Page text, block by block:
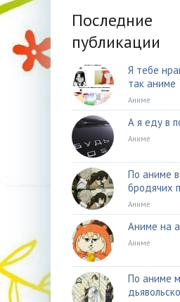
Последние
публикации
Я тебе
так аниме
Аниме
А я еду в
Аниме
По аниме
бродячих
Аниме
Аниме на
Аниме
По аниме